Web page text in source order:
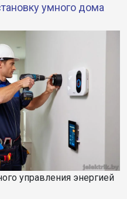
умного дома
управления энергией